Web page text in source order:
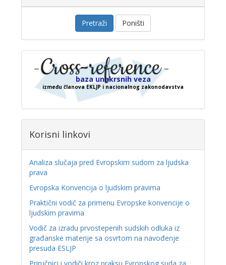
Pretraži Poništi
baza unakrsnih veza
između članova EKLJP i nacionalnog zakonodavstva
Korisni linkovi
Analiza slučaja pred Evropskim sudom za ljudska
prava
Evropska Konvencija o ljudskim pravima
Praktični vodič za primenu Evropske konvencije o
ljudskim pravima
Vodič za izradu prvostepenih sudskih odluka iz
građanske materije sa osvrtom na navođenje
presuda ESLJP
Priručnici i vodiči kroz praksu Evropskog suda za